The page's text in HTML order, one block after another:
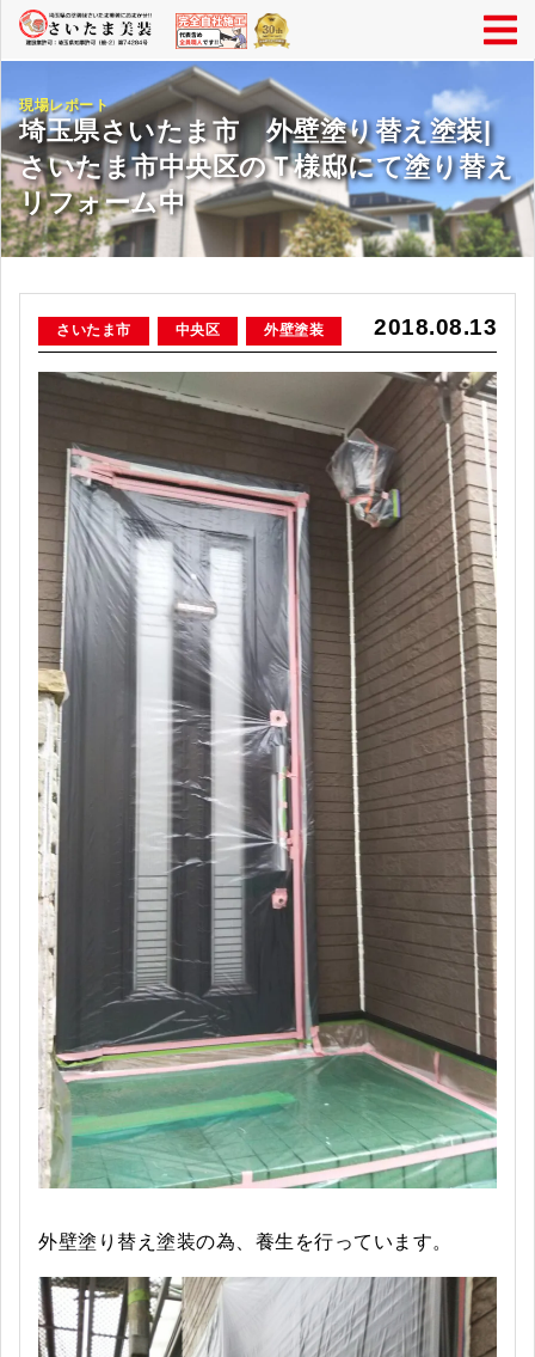
現場レポート
埼玉県さいたま市 外壁塗り替え塗装|
さいたま市中央区のＴ様邸にて塗り替え
リフォーム中
2018.08.13
さいたま市 中央区 外壁塗装
外壁塗り替え塗装の為、養生を行っています。